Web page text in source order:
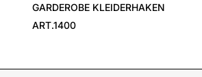
GARDEROBE KLEIDERHAKEN
ART.1400